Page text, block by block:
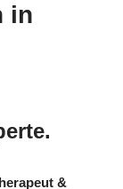
in
&